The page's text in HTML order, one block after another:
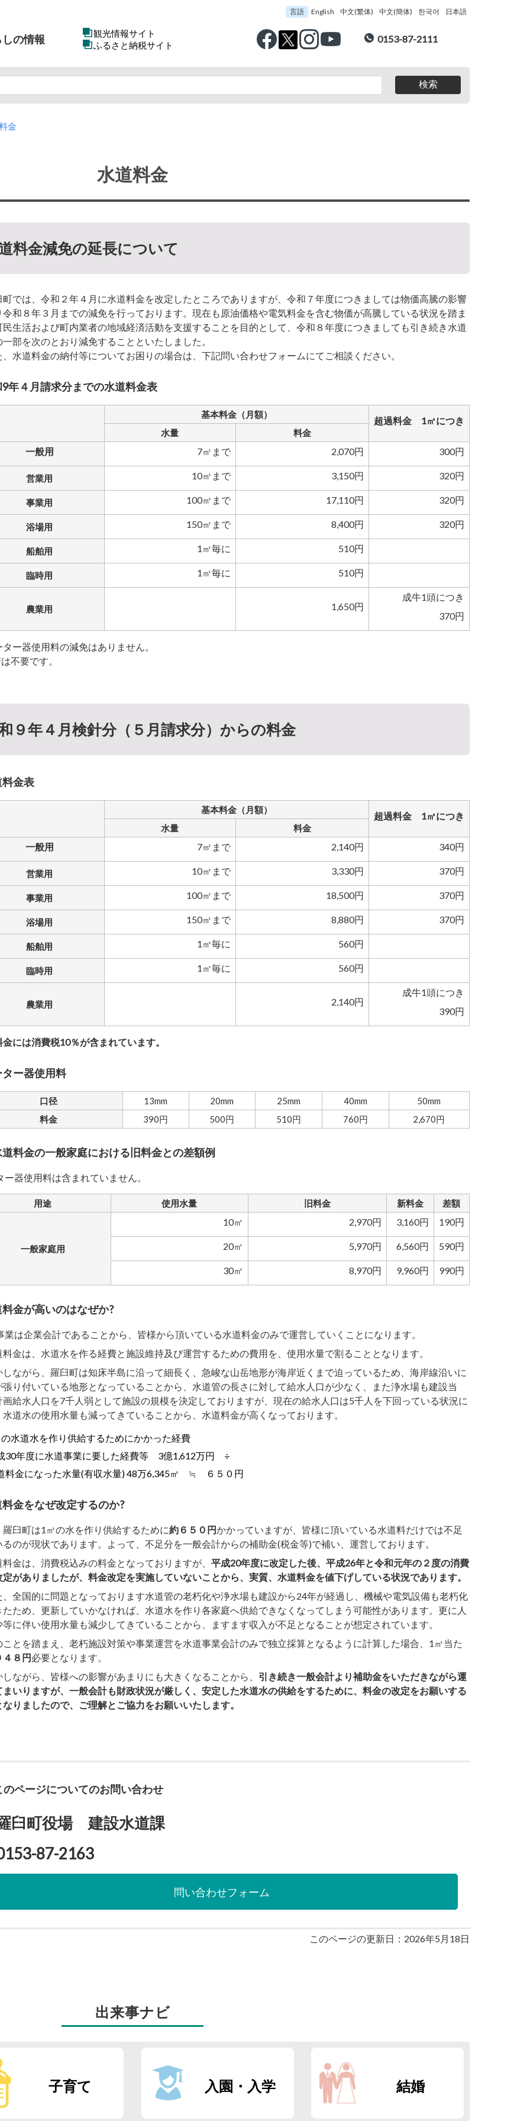
言語 English 中文(繁体) 中文(簡体) 한국어 日本語
の情報
観光情報サイト
ふるさと納税サイト
0153-87-2111
金
水道料金
料金減免の延長について
では、令和２年４月に水道料金を改定したところでありますが、令和７年度につきましては物価高騰の影響
令和８年３月までの減免を行っております。現在も原油価格や電気料金を含む物価が高騰している状況を踏ま
民生活および町内業者の地域経済活動を支援することを目的として、令和８年度につきましても引き続き水道
部を次のとおり減免することといたしました。
水道料金の納付等についてお困りの場合は、下記問い合わせフォームにてご相談ください。
年４月請求分までの水道料金表
基本料金（月額）
超過料金 1㎥につき
水量 料金
一般用 7㎥まで 2,070円 300円
営業用 10㎥まで 3,150円 320円
事業用 100㎥まで 17,110円 320円
浴場用 150㎥まで 8,400円 320円
船舶用 1㎥毎に 510円
臨時用 1㎥毎に 510円
農業用 1,650円
成牛1頭につき
370円
ー器使用料の減免はありません。
不要です。
９年４月検針分（５月請求分）からの料金
金表
基本料金（月額）
超過料金 1㎥につき
水量 料金
一般用 7㎥まで 2,140円 340円
営業用 10㎥まで 3,330円 370円
事業用 100㎥まで 18,500円 370円
浴場用 150㎥まで 8,880円 370円
船舶用 1㎥毎に 560円
臨時用 1㎥毎に 560円
農業用 2,140円
成牛1頭につき
390円
は消費税10％が含まれています。
ー器使用料
口径 13mm 20mm 25mm 40mm
50mm
料金
390円 500円 510円 760円 2,670円
料金の一般家庭における旧料金との差額例
器使用料は含まれていません。
用途 使用水量 旧料金 新料金 差額
一般家庭用
10㎥ 2,970円 3,160円 190円
20㎥ 5,970円 6,560円 590円
30㎥ 8,970円 9,960円 990円
金が高いのはなぜか?
業は企業会計であることから、皆様から頂いている水道料金のみで運営していくことになります。
金は、水道水を作る経費と施設維持及び運営するための費用を、使用水量で割ることとなります。
ながら、羅臼町は知床半島に沿って細長く、急峻な山岳地形が海岸近くまで迫っているため、海岸線沿いに
張り付いている地形となっていることから、水道管の長さに対して給水人口が少なく、また浄水場も建設当
画給水人口を7千人弱として施設の規模を決定しておりますが、現在の給水人口は5千人を下回っている状況に
道水の使用水量も減ってきていることから、水道料金が高くなっております。
水道水を作り供給するためにかかった経費
30年度に水道事業に要した経費等 3億1,612万円 ÷
料金になった水量(有収水量) 48万6,345㎥ ≒ ６５０円
金をなぜ改定するのか?
羅臼町は1㎥の水を作り供給するために約６５０円かかっていますが、皆様に頂いている水道料だけでは不足
のが現状であります。よって、不足分を一般会計からの補助金(税金等)で補い、運営しております。
金は、消費税込みの料金となっておりますが、 平成20年度に改定した後、平成26年と令和元年の２度の消費
がありましたが、料金改定を実施していないことから、実質、水道料金を値下げしている状況であります。
全国的に問題となっております水道管の老朽化や浄水場も建設から24年が経過し、機械や電気設備も老朽化
たため、更新していかなければ、水道水を作り各家庭へ供給できなくなってしまう可能性があります。更に人
に伴い使用水量も減少してきていることから、ますます収入が不足となることが想定されています。
とを踏まえ、老朽施設対策や事業運営を水道事業会計のみで独立採算となるように計算した場合、1㎥当た
４８円必要となります。
ながら、皆様への影響があまりにも大きくなることから、 引き続き一般会計より補助金をいただきながら運
まいりますが、一般会計も財政状況が厳しく、安定した水道水の供給をするために、料金の改定をお願いする
りましたので、ご理解とご協力をお願いいたします。
のページについてのお問い合わせ
臼町役場 建設水道課
87-2163
問い合わせフォーム
このページの更新日：2026年5月18日
出来事ナビ
子育て 入園・入学 結婚